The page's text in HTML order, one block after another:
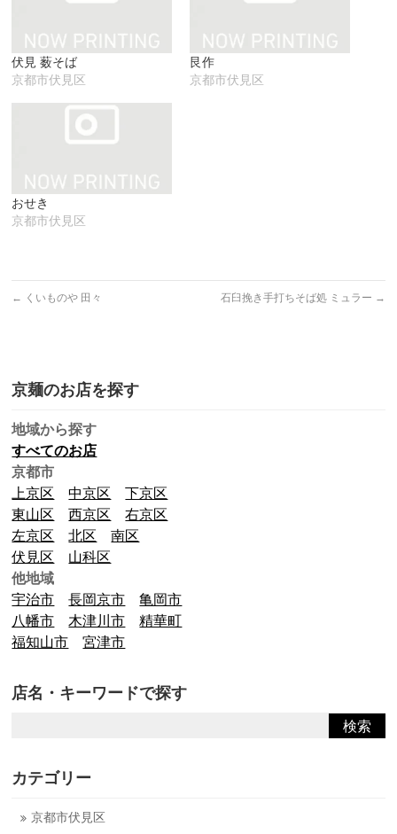
ウ
で
開
き
ま
さ
い
(新
い
ウ
ン
ド
ウ
で
ま
す)
ン
ウ
伏見 薮そば
京都市伏見区
艮作
京都市伏見区
おせき
京都市伏見区
← くいものや 田々 石臼挽き手打ちそば処 ミュラー →
京麺のお店を探す
地域から探す
すべてのお店
京都市
上京区
中京区
下京区
東山区
西京区
右京区
左京区
北区
南区
伏見区
山科区
他地域
宇治市
長岡京市
亀岡市
八幡市
木津川市
精華町
福知山市
宮津市
店名・キーワードで探す
カテゴリー
京都市伏見区